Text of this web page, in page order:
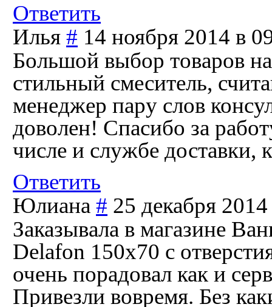
Ответить
Илья # 14 ноября 2014 в
Большой выбор товаров
стильный смеситель,
менеджер пару слов
доволен! Спасибо за
числе и службе доставки,
Ответить
Юлиана # 25 декабря
Заказывала в магазине
Delafon 150x70 с
очень порадовал как и
Привезли вовремя. Без